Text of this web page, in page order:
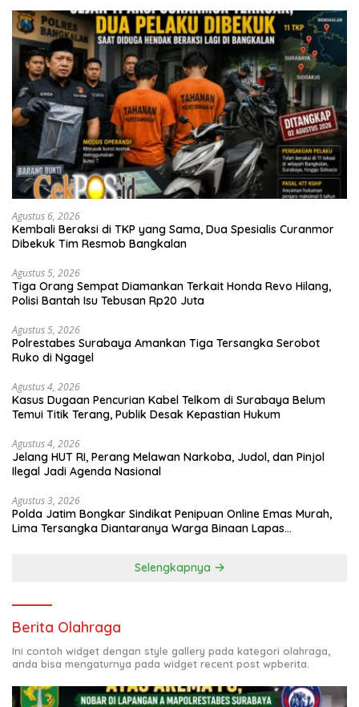
Agustus 6, 2026
Kembali Beraksi di TKP yang Sama, Dua Spesialis Curanmor
Dibekuk Tim Resmob Bangkalan
Agustus 5, 2026
Tiga Orang Sempat Diamankan Terkait Honda Revo Hilang,
Polisi Bantah Isu Tebusan Rp20 Juta
Agustus 5, 2026
Polrestabes Surabaya Amankan Tiga Tersangka Serobot
Ruko di Ngagel
Agustus 4, 2026
Kasus Dugaan Pencurian Kabel Telkom di Surabaya Belum
Temui Titik Terang, Publik Desak Kepastian Hukum
Agustus 4, 2026
Jelang HUT RI, Perang Melawan Narkoba, Judol, dan Pinjol
Ilegal Jadi Agenda Nasional
Agustus 3, 2026
Polda Jatim Bongkar Sindikat Penipuan Online Emas Murah,
Lima Tersangka Diantaranya Warga Binaan Lapas
Selengkapnya
Berita Olahraga
Ini contoh widget dengan style gallery pada kategori olahraga,
anda bisa mengaturnya pada widget recent post wpberita.